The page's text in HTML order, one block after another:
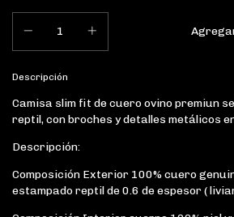
Descripción
Camisa slim fit de cuero ovino premiun
reptil, con broches y detalles metálicos
Descripción:
Composición Exterior 100% cuero
estampado reptil de 0.6 de espesor (